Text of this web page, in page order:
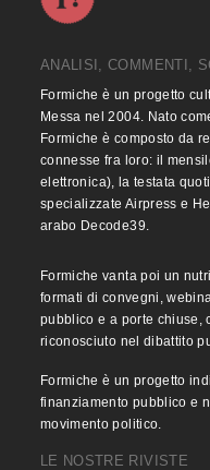
ANALISI, COMMENTI,
Formiche è un progetto
Messa nel 2004. Nato
Formiche è composto da
connesse fra loro: il
elettronica), la testata
specializzate Airpress e
arabo Decode39.
Formiche vanta poi un
formati di convegni,
pubblico e a porte chiuse,
riconosciuto nel dibattito
Formiche è un progetto
finanziamento pubblico e
movimento politico.
LE NOSTRE RIVISTE